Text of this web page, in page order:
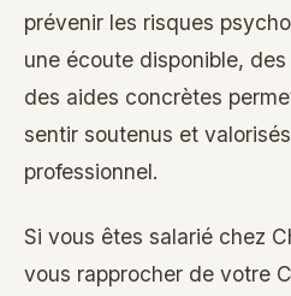
prévenir les risques
une écoute disponible,
des aides concrètes
sentir soutenus et
professionnel.
Si vous êtes salarié chez
vous rapprocher de votre